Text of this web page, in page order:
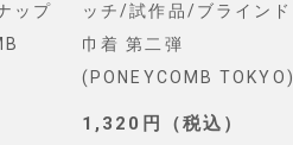
ップ
ッチ/試作品/ブラインド
巾着 第二弾
(PONEYCOMB TOKYO)
1,320円（税込）